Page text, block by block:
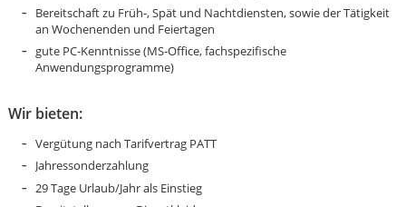
Bereitschaft zu Früh-, Spät und Nachtdiensten, sowie der Tätigkeit
an Wochenenden und Feiertagen
gute PC-Kenntnisse (MS-Office, fachspezifische
Anwendungsprogramme)
Wir bieten:
Vergütung nach Tarifvertrag PATT
Jahressonderzahlung
29 Tage Urlaub/Jahr als Einstieg
Karte anzeigen